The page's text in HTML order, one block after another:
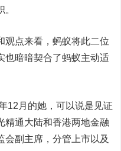
点来看，蚂蚁将此二位
也暗暗契合了蚂蚁主动适
月的她，可以说是见证
精通大陆和香港两地金融
会副主席，分管上市以及